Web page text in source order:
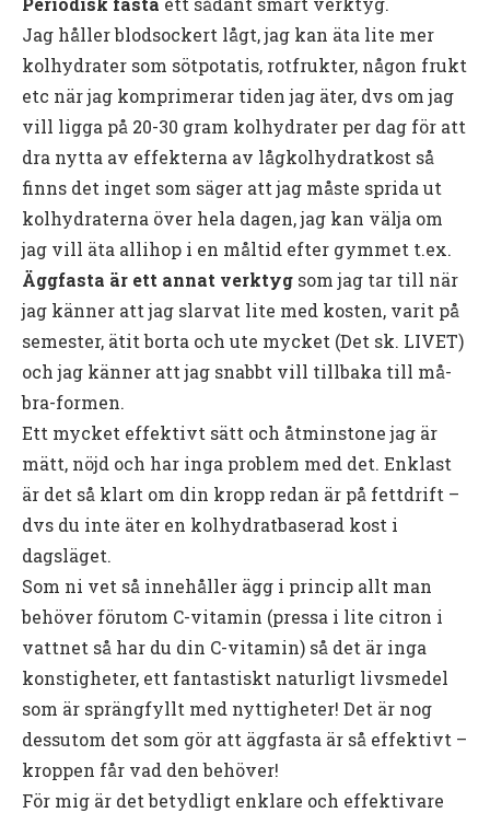
Jag håller blodsockert lågt, jag kan äta lite mer
kolhydrater som sötpotatis, rotfrukter, någon frukt
etc när jag komprimerar tiden jag äter, dvs om jag
vill ligga på 20-30 gram kolhydrater per dag för att
dra nytta av effekterna av lågkolhydratkost så
finns det inget som säger att jag måste sprida ut
kolhydraterna över hela dagen, jag kan välja om
jag vill äta allihop i en måltid efter gymmet t.ex.
Äggfasta är ett annat verktyg som jag tar till när
jag känner att jag slarvat lite med kosten, varit på
semester, ätit borta och ute mycket (Det sk. LIVET)
och jag känner att jag snabbt vill tillbaka till må-
bra-formen.
Ett mycket effektivt sätt och åtminstone jag är
mätt, nöjd och har inga problem med det. Enklast
är det så klart om din kropp redan är på fettdrift –
dvs du inte äter en kolhydratbaserad kost i
dagsläget.
Som ni vet så innehåller ägg i princip allt man
behöver förutom C-vitamin (pressa i lite citron i
vattnet så har du din C-vitamin) så det är inga
konstigheter, ett fantastiskt naturligt livsmedel
som är sprängfyllt med nyttigheter! Det är nog
dessutom det som gör att äggfasta är så effektivt –
kroppen får vad den behöver!
För mig är det betydligt enklare och effektivare